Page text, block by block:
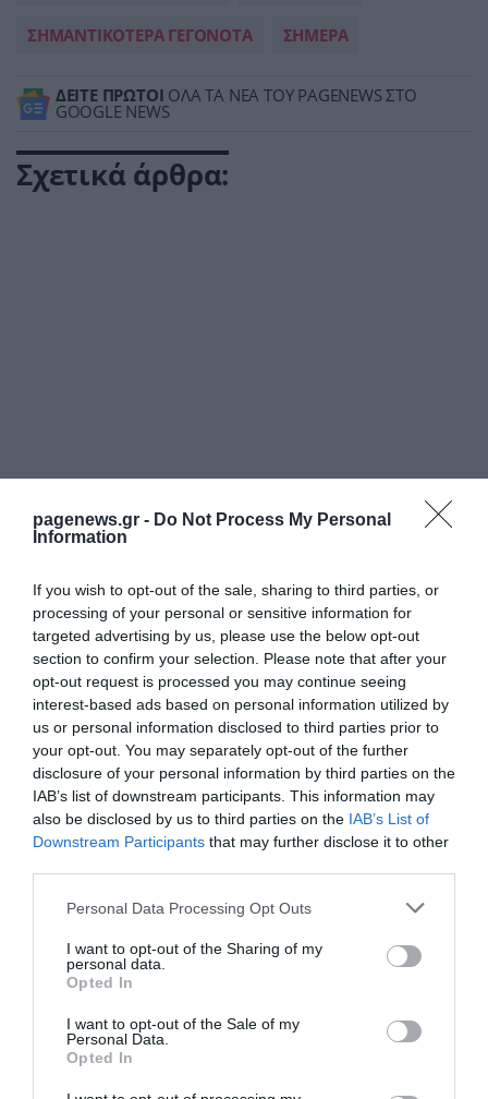
pagenews.gr - Do Not Process My Personal
Information
If you wish to opt-out of the sale, sharing to third parties, or
processing of your personal or sensitive information for
targeted advertising by us, please use the below opt-out
section to confirm your selection. Please note that after your
opt-out request is processed you may continue seeing
interest-based ads based on personal information utilized by
us or personal information disclosed to third parties prior to
your opt-out. You may separately opt-out of the further
disclosure of your personal information by third parties on the
IAB’s list of downstream participants. This information may
also be disclosed by us to third parties on the IAB’s List of
Downstream Participants that may further disclose it to other
Please note that this website/app uses one or more Google
not limited to your visit or usage behaviour. You may click to
grant or deny consent to Google and its third-party tags to
use your data for below specified purposes in below Google
consent section.
Personal Data Processing Opt Outs
I want to opt-out of the Sharing of my
personal data.
Opted In
I want to opt-out of the Sale of my
Personal Data.
Opted In
ΣΗΜΑΝΤΙΚΟΤΕΡΑ ΓΕΓΟΝΟΤΑ ΣΗΜΕΡΑ
ΔΕΙΤΕ ΠΡΩΤΟΙ ΟΛΑ ΤΑ ΝΕΑ ΤΟΥ PAGENEWS ΣΤΟ
GOOGLE NEWS
Σχετικά άρθρα:
ΡΟΗ ΕΙΔΗΣΕΩΝ
Συναγερμός πάνω από τον Τραμπ: F-16
αναχαίτισαν δύο αεροσκάφη δίπλα στο
Bedminster – Τι πραγματικά συνέβη
ΒΑΣΙΛΗΣ ΔΙΑΜΑΝΤΑΚΟΣ
10.08.2026 | 12:27
Γερμανία: 14.000 αναφορές για UFO – Τι
κρύβεται πίσω από τα «μυστηριώδη»
φώτα
ΒΑΣΙΛΗΣ ΔΙΑΜΑΝΤΑΚΟΣ
10.08.2026 | 11:43
Ρεκόρ ζέστης στη δυτική Ευρώπη- Ο
φετινός Ιούλιος, ο δεύτερος θερμότερος
που έχει καταγραφεί στα χρονικά
10.08.2026 | 11:31
Βουλγαρία: Έκρηξη drone 1 χλμ. από
στρατηγικό αγωγό – Εξηγήσεις ζητά από
την Ουκρανία
ΚΡΙΣΤΙΑΝ ΜΠΙΤΣΑΚΟΥ
10.08.2026 | 11:01